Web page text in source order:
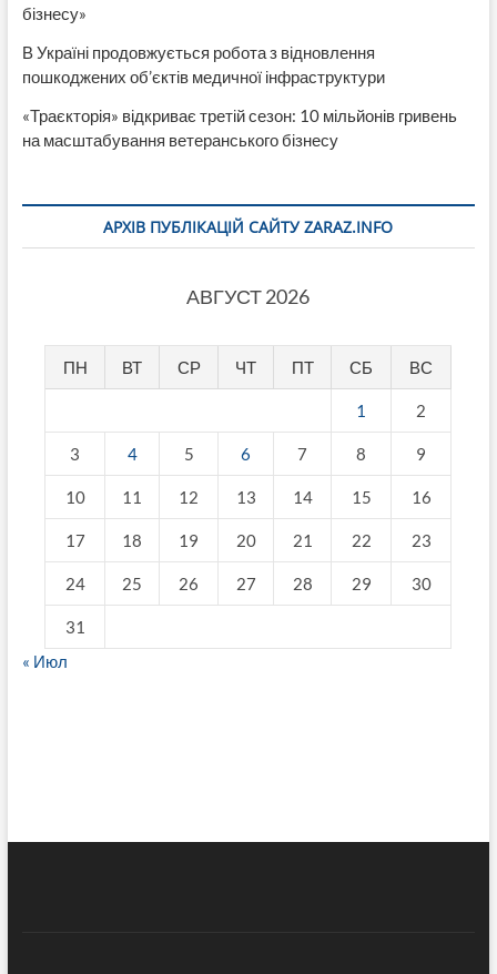
бізнесу»
В Україні продовжується робота з відновлення
пошкоджених об’єктів медичної інфраструктури
«Траєкторія» відкриває третій сезон: 10 мільйонів гривень
на масштабування ветеранського бізнесу
АРХІВ ПУБЛІКАЦІЙ САЙТУ ZARAZ.INFO
АВГУСТ 2026
ПН ВТ СР ЧТ ПТ СБ ВС
1 2
3 4 5 6 7 8 9
10 11 12 13 14 15 16
17 18 19 20 21 22 23
24 25 26 27 28 29 30
31
« Июл